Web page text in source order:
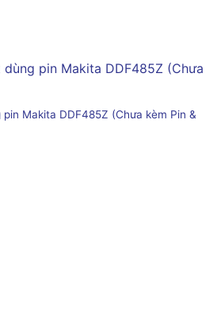
Makita DDF485Z (Chưa kèm Pin &